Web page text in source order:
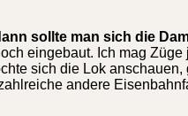
sollte man sich die
eingebaut. Ich mag
sich die Lok
andere